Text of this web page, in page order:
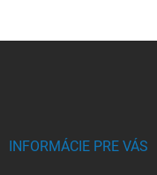
INFORMÁCIE PRE VÁS